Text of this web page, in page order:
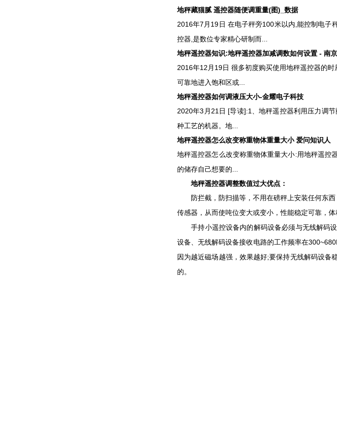
地秤藏猫腻 遥控器随便调重量(图)_数据
2016年7月19日 在电子秤旁100米以内,能控制电子
控器,是数位专家精心研制而...
地秤遥控器知识:地秤遥控器加减调数如何设置 - 南
2016年12月19日 很多初度购买使用地秤遥控器的
可靠地进入饱和区或...
地秤遥控器如何调液压大小-金耀电子科技
2020年3月21日 [导读]:1、地秤遥控器利用压力调
种工艺的机器。地...
地秤遥控器怎么改变称重物体重量大小 爱问知识人
地秤遥控器怎么改变称重物体重量大小:用地秤遥控
的储存自己想要的...
地秤遥控器调整数值过大优点：
防拦截，防扫描等，不用在磅秤上安装任何东西
传感器，从而使吨位变大或变小，性能稳定可靠，体
手持小遥控设备内的解码设备必须与无线解码设
设备、无线解码设备接收电路的工作频率在
因为越近磁场越强，效果越好;要保持无线解码设备
的。